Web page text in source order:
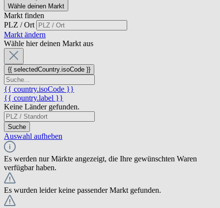
Wähle deinen Markt
Markt finden
PLZ / Ort
Markt ändern
Wähle hier deinen Markt aus
{{ selectedCountry.isoCode }}
{{ country.isoCode }}
{{ country.label }}
Keine Länder gefunden.
Suche
Auswahl aufheben
Es werden nur Märkte angezeigt, die Ihre gewünschten Waren
verfügbar haben.
Es wurden leider keine passender Markt gefunden.